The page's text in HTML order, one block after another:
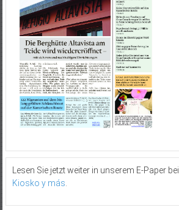
Lesen Sie jetzt weiter in unserem E-Paper bei
Kiosko y más